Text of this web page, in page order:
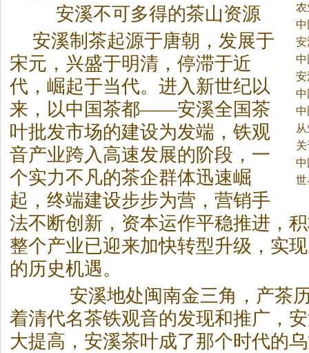
区
地
安溪不可多得的茶山资源
安溪制 茶起源于唐朝，发展于
宋元，兴盛于明清，停滞于近
代，崛起于当代。 进入新世纪以
来，以中国茶都——安溪全国茶
叶批发市场的建设为发端，铁观
音产业跨入高速发展的阶段，一
个实力不凡的茶企群体迅速崛
起，终端建设步步为营，营销手
法不断创新，资本运作平稳推进，
整个产业已迎来加快转型升级，实
的历史机遇。
安溪地处闽南金三角，产茶
着清代名茶铁观音的发现和推广，
大提高，安溪茶叶成了那个时代的